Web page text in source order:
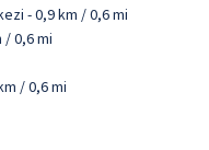
- 0,9 km / 0,6 mi
/ 0,6 mi
/ 0,6 mi